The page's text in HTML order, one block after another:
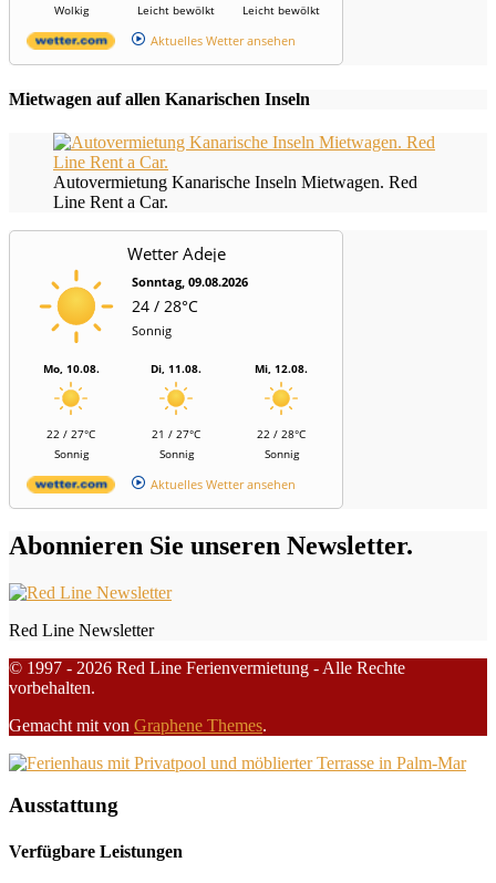
Wolkig
Leicht bewölkt
Leicht bewölkt
Aktuelles Wetter ansehen
Mietwagen auf allen Kanarischen Inseln
Autovermietung Kanarische Inseln Mietwagen. Red
Line Rent a Car.
Wetter Adeje
Sonntag, 09.08.2026
24 / 28°C
Sonnig
Mo, 10.08.
22 / 27°C
Sonnig
Di, 11.08.
21 / 27°C
Sonnig
Mi, 12.08.
22 / 28°C
Sonnig
Aktuelles Wetter ansehen
Abonnieren Sie unseren Newsletter.
Red Line Newsletter
© 1997 - 2026 Red Line Ferienvermietung - Alle Rechte
vorbehalten.
Gemacht mit von Graphene Themes.
Ausstattung
Verfügbare Leistungen